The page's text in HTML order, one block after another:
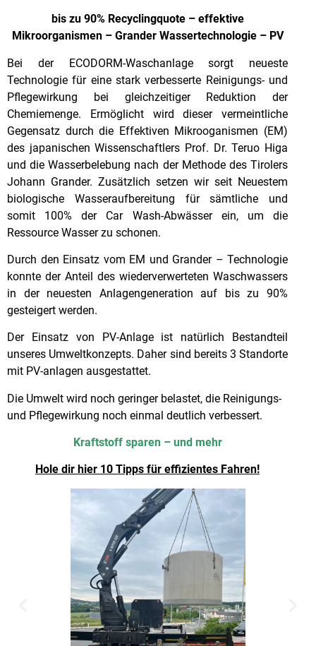
bis zu 90% Recyclingquote – effektive
Mikroorganismen – Grander Wassertechnologie – PV
Bei der ECODORM-Waschanlage sorgt neueste
Technologie für eine stark verbesserte Reinigungs- und
Pflegewirkung bei gleichzeitiger Reduktion der
Chemiemenge. Ermöglicht wird dieser vermeintliche
Gegensatz durch die Effektiven Mikrooganismen (EM)
des japanischen Wissenschaftlers Prof. Dr. Teruo Higa
und die Wasserbelebung nach der Methode des Tirolers
Johann Grander. Zusätzlich setzen wir seit Neuestem
biologische Wasseraufbereitung für sämtliche und
somit 100% der Car Wash-Abwässer ein, um die
Ressource Wasser zu schonen.
Durch den Einsatz vom EM und Grander – Technologie
konnte der Anteil des wiederverwerteten Waschwassers
in der neuesten Anlagengeneration auf bis zu 90%
gesteigert werden.
Der Einsatz von PV-Anlage ist natürlich Bestandteil
unseres Umweltkonzepts. Daher sind bereits 3 Standorte
mit PV-anlagen ausgestattet.
Die Umwelt wird noch geringer belastet, die Reinigungs-
und Pflegewirkung noch einmal deutlich verbessert.
Kraftstoff sparen – und mehr
Hole dir hier 10 Tipps für effizientes Fahren!